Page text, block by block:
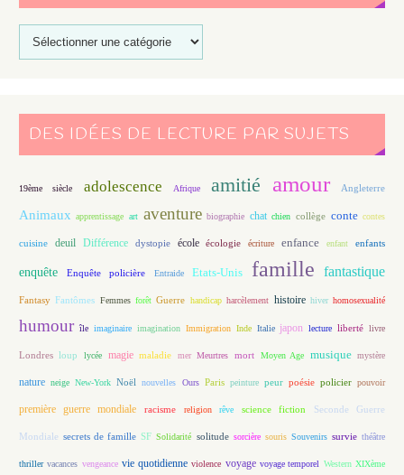
DES IDÉES DE LECTURE PAR SUJETS
19ème siècle adolescence Afrique amitié amour Angleterre
Animaux apprentissage art aventure biographie chat chien collège conte contes
cuisine deuil Différence dystopie école écologie écriture enfance enfant enfants
enquête Enquête policière Entraide Etats-Unis famille fantastique
Fantasy Fantômes Femmes forêt Guerre handicap harcèlement histoire hiver homosexualité
humour île imaginaire imagination Immigration Inde Italie japon lecture liberté livre
Londres loup lycée magie maladie mer Meurtres mort Moyen Age musique mystère
nature neige New-York Noël nouvelles Ours Paris peinture peur poésie policier pouvoir
première guerre mondiale racisme religion rêve science fiction Seconde Guerre
Mondiale secrets de famille SF Solidarité solitude sorcière souris Souvenirs survie théâtre
thriller vacances vengeance vie quotidienne violence voyage voyage temporel Western XIXème